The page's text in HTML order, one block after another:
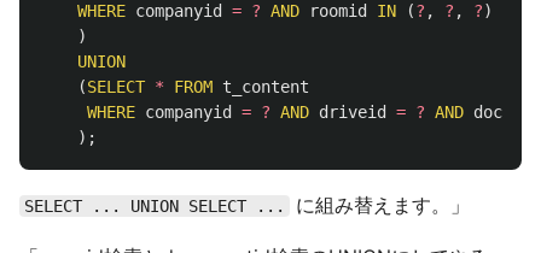
WHERE companyid = ? AND roomid IN (? , ? , ?)
)
UNION
(SELECT * FROM t_content
WHERE companyid = ? AND driveid = ? AND
);
SELECT ... UNION SELECT ... に組み替えます。」